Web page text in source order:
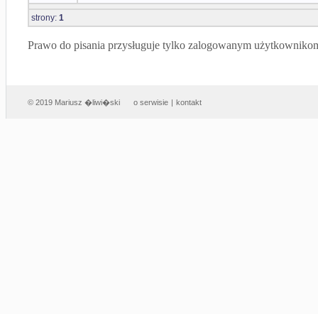
strony: 1
Prawo do pisania przysługuje tylko zalogowanym
© 2019 Mariusz �liwi�ski o serwisie | kontakt